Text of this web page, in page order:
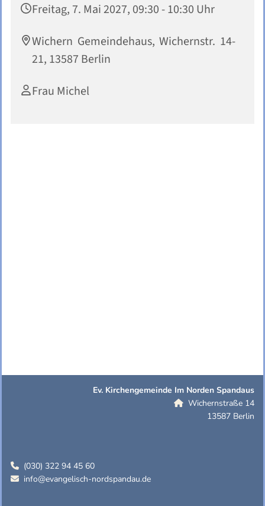
Freitag, 7. Mai 2027, 09:30 - 10:30 Uhr
Wichern Gemeindehaus, Wichernstr. 14-
21, 13587 Berlin
Frau Michel
Ev. Kirchengemeinde Im Norden Spandaus
 Wichernstraße 14
13587 Berlin
 (030) 322 94 45 60
 info@evangelisch-nordspandau.de